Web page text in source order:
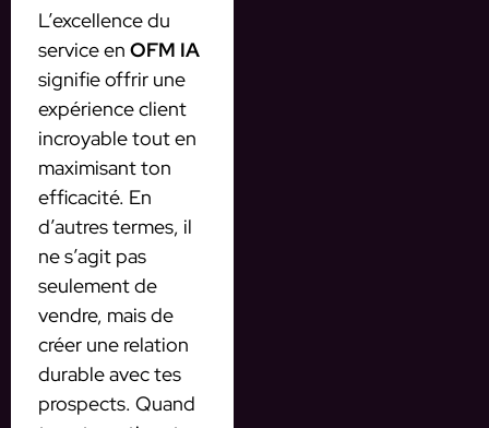
L’excellence du
service en OFM IA
signifie offrir une
expérience client
incroyable tout en
maximisant ton
efficacité. En
d’autres termes, il
ne s’agit pas
seulement de
vendre, mais de
créer une relation
durable avec tes
prospects. Quand